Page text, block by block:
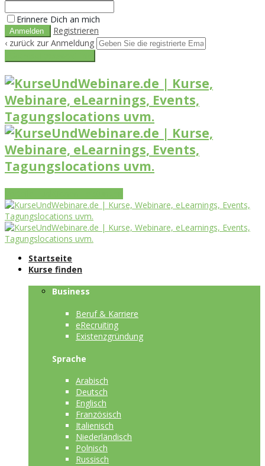
Erinnere Dich an mich
Registrieren
‹ zurück zur Anmeldung
Startseite
Kurse finden
Business
Beruf & Karriere
eRecruiting
Existenzgründung
Sprache
Arabisch
Deutsch
Englisch
Französisch
Italienisch
Niederländisch
Polnisch
Russisch